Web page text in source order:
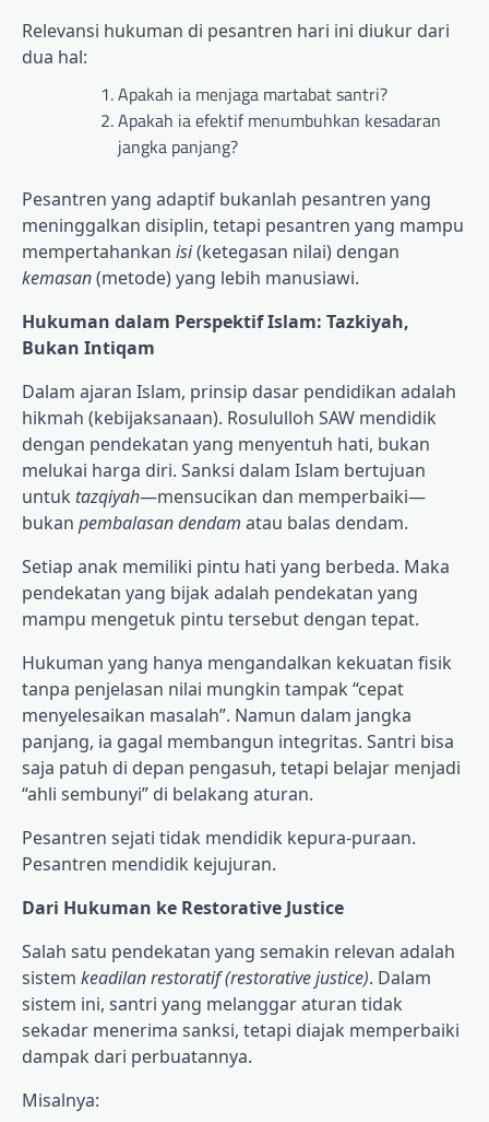
Relevansi hukuman di pesantren hari ini diukur dari
dua hal:
Apakah ia menjaga martabat santri?
Apakah ia efektif menumbuhkan kesadaran
jangka panjang?
Pesantren yang adaptif bukanlah pesantren yang
meninggalkan disiplin, tetapi pesantren yang mampu
mempertahankan isi(ketegasan nilai) dengan
kemasan(metode) yang lebih manusiawi.
Hukuman dalam Perspektif Islam: Tazkiyah,
Bukan Intiqam
Dalam ajaran Islam, prinsip dasar pendidikan adalah
hikmah (kebijaksanaan). Rosululloh SAW mendidik
dengan pendekatan yang menyentuh hati, bukan
melukai harga diri. Sanksi dalam Islam bertujuan
untuk tazqiyah—mensucikan dan memperbaiki—
bukan pembalasan dendam atau balas dendam.
Setiap anak memiliki pintu hati yang berbeda. Maka
pendekatan yang bijak adalah pendekatan yang
mampu mengetuk pintu tersebut dengan tepat.
Hukuman yang hanya mengandalkan kekuatan fisik
tanpa penjelasan nilai mungkin tampak “cepat
menyelesaikan masalah”. Namun dalam jangka
panjang, ia gagal membangun integritas. Santri bisa
saja patuh di depan pengasuh, tetapi belajar menjadi
“ahli sembunyi” di belakang aturan.
Pesantren sejati tidak mendidik kepura-puraan.
Pesantren mendidik kejujuran.
Dari Hukuman ke Restorative Justice
Salah satu pendekatan yang semakin relevan adalah
sistem keadilan restoratif (restorative justice). Dalam
sistem ini, santri yang melanggar aturan tidak
sekadar menerima sanksi, tetapi diajak memperbaiki
dampak dari perbuatannya.
Misalnya: